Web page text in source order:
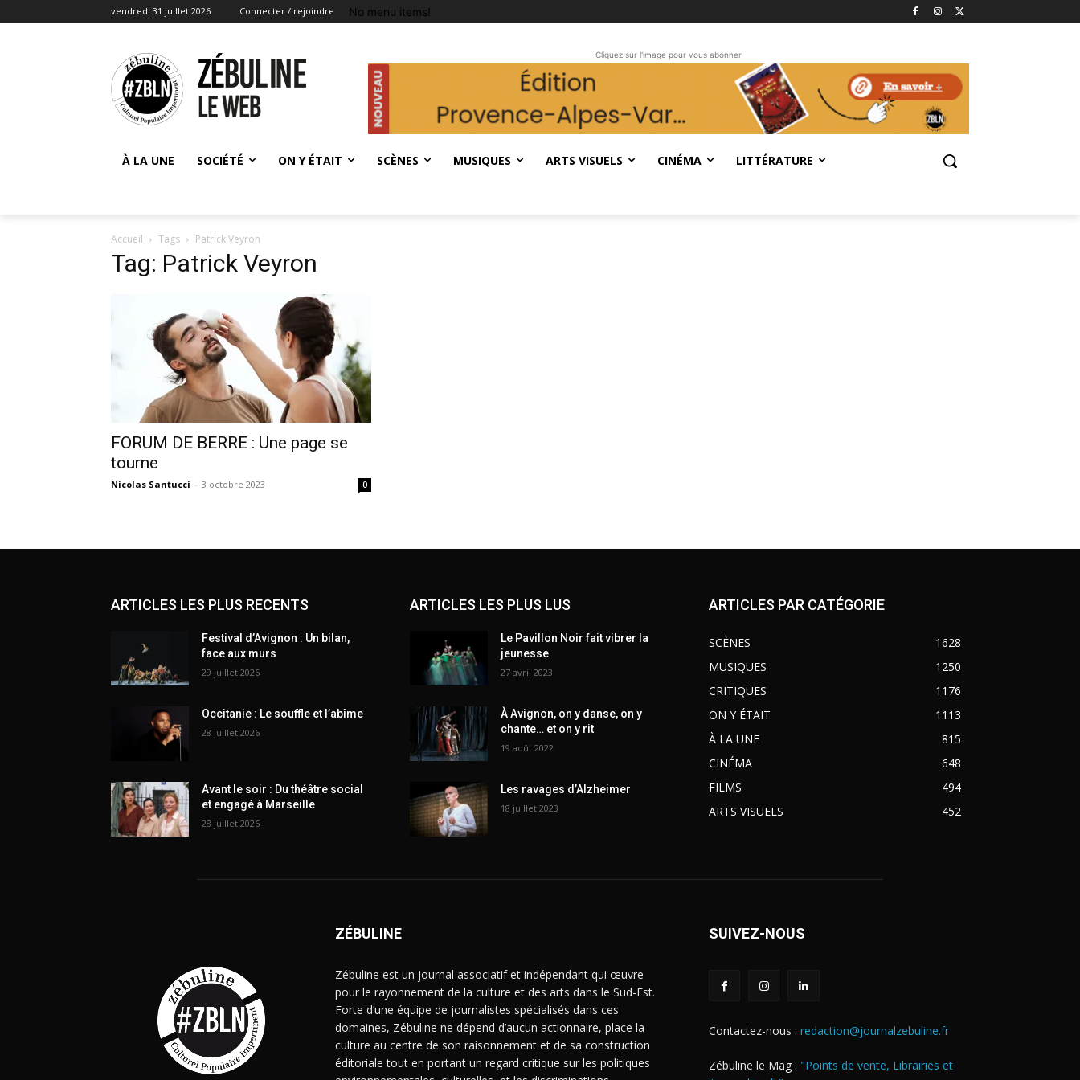
vendredi 31 juillet 2026 Connecter / rejoindre No menu items!
Cliquez sur l'image pour vous abonner
À LA UNE SOCIÉTÉ ON Y ÉTAIT SCÈNES MUSIQUES ARTS VISUELS CINÉMA LITTÉRATURE
Accueil Tags Patrick Veyron
Tag: Patrick Veyron
FORUM DE BERRE : Une page se
tourne
Nicolas Santucci - 3 octobre 2023 0
ARTICLES LES PLUS RECENTS
Festival d’Avignon : Un bilan,
face aux murs
29 juillet 2026
Occitanie : Le souffle et l’abîme
28 juillet 2026
Avant le soir : Du théâtre social
et engagé à Marseille
28 juillet 2026
ARTICLES LES PLUS LUS
Le Pavillon Noir fait vibrer la
jeunesse
27 avril 2023
À Avignon, on y danse, on y
chante… et on y rit
19 août 2022
Les ravages d’Alzheimer
18 juillet 2023
ARTICLES PAR CATÉGORIE
SCÈNES
1628
MUSIQUES
1250
CRITIQUES
1176
ON Y ÉTAIT
1113
À LA UNE
815
CINÉMA
648
FILMS
494
ARTS VISUELS
452
ZÉBULINE
Zébuline est un journal associatif et indépendant qui œuvre
pour le rayonnement de la culture et des arts dans le Sud-Est.
Forte d’une équipe de journalistes spécialisés dans ces
domaines, Zébuline ne dépend d’aucun actionnaire, place la
culture au centre de son raisonnement et de sa construction
éditoriale tout en portant un regard critique sur les politiques
SUIVEZ-NOUS
Contactez-nous : redaction@journalzebuline.fr
Zébuline le Mag : "Points de vente, Librairies et